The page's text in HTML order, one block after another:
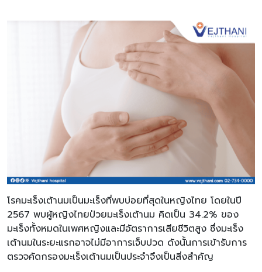
โรคมะเร็งเต้านมเป็นมะเร็งที่พบบ่อยที่สุดในหญิงไทย โดยในปี
2567 พบผู้หญิงไทยป่วยมะเร็งเต้านม คิดเป็น 34.2% ของ
มะเร็งทั้งหมดในเพศหญิงและมีอัตราการเสียชีวิตสูง ซึ่งมะเร็ง
เต้านมในระยะแรกอาจไม่มีอาการเจ็บปวด ดังนั้นการเข้ารับการ
ตรวจคัดกรองมะเร็งเต้านมเป็นประจำจึงเป็นสิ่งสำคัญ